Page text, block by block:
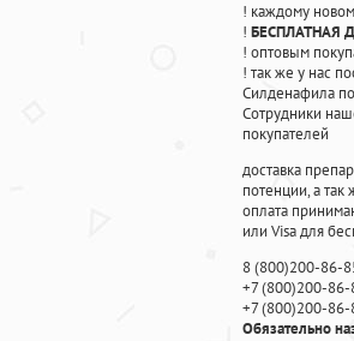
! каждому
! БЕСПЛАТНАЯ
! оптовым
! так же у нас
Силденафила
Cотрудники
покупателей
доставка
потенции, а так
оплата
или Visa для
8(800)200-86-
+7(800)200-86-
+7(800)200-86-
Обязательно